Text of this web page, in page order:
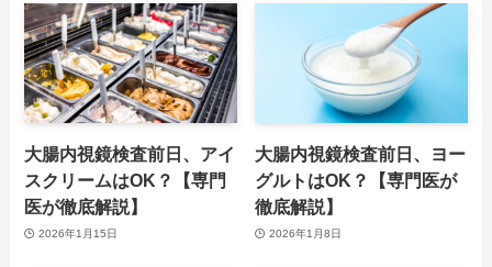
大腸内視鏡検査前日、アイ
スクリームはOK？【専門
医が徹底解説】
2026年1月15日
大腸内視鏡検査前日、ヨー
グルトはOK？【専門医が
徹底解説】
2026年1月8日